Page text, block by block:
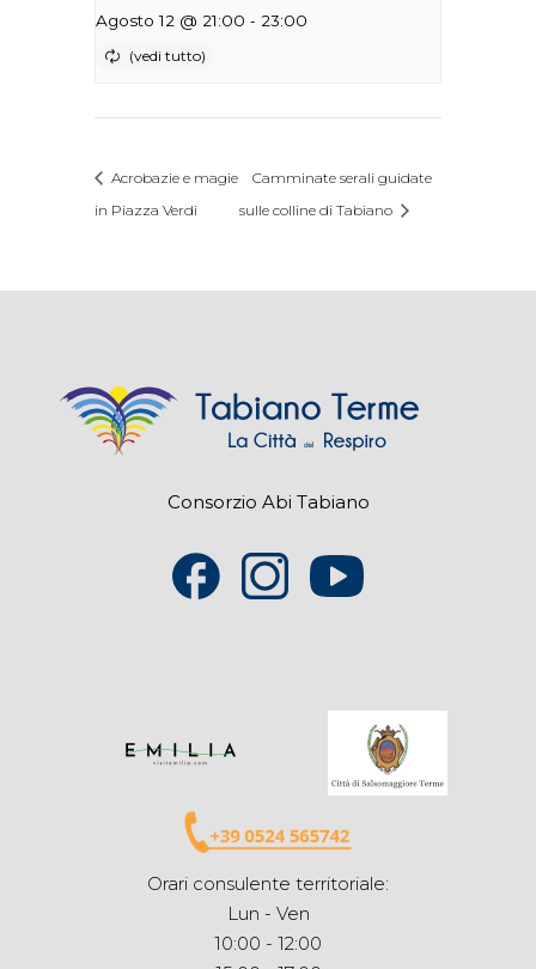
Agosto 12 @ 21:00 - 23:00
Acrobazie e magie
in Piazza Verdi
Camminate serali guidate
sulle colline di Tabiano
Consorzio Abi Tabiano
Orari consulente territoriale:
Lun - Ven
10:00 - 12:00